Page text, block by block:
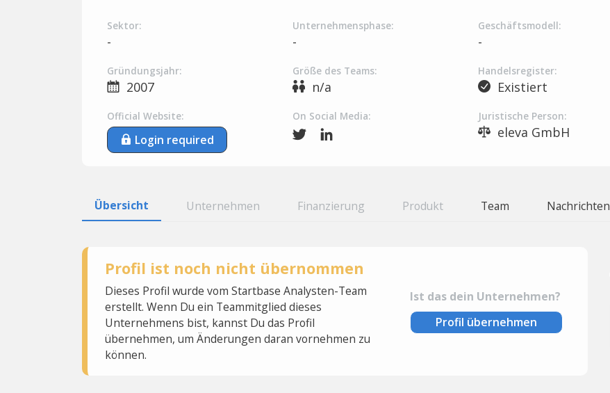
Sektor:
-
Unternehmensphase:
-
Geschäftsmodell:
-
Gründungsjahr:
2007
Größe des Teams:
n/a
Handelsregister:
Existiert
Official Website:
Login required
On Social Media: Juristische Person:
eleva GmbH
Übersicht Unternehmen Finanzierung Produkt Team Nachrichten
Profil ist noch nicht übernommen
Dieses Profil wurde vom Startbase Analysten-Team
erstellt. Wenn Du ein Teammitglied dieses
Unternehmens bist, kannst Du das Profil
übernehmen, um Änderungen daran vornehmen zu
können.
Ist das dein Unternehmen?
Profil übernehmen